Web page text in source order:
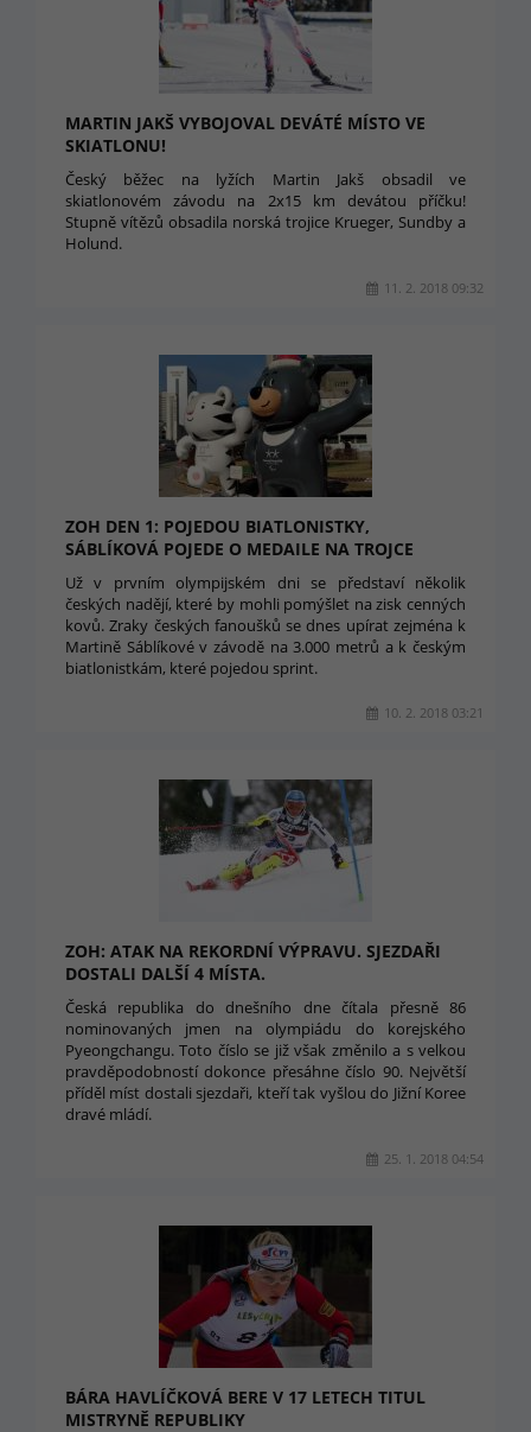
MARTIN JAKŠ VYBOJOVAL DEVÁTÉ MÍSTO VE
SKIATLONU!
Český běžec na lyžích Martin Jakš obsadil ve
skiatlonovém závodu na 2x15 km devátou příčku!
Stupně vítězů obsadila norská trojice Krueger, Sundby a
Holund.
11. 2. 2018 09:32
ZOH DEN 1: POJEDOU BIATLONISTKY,
SÁBLÍKOVÁ POJEDE O MEDAILE NA TROJCE
Už v prvním olympijském dni se představí několik
českých nadějí, které by mohli pomýšlet na zisk cenných
kovů. Zraky českých fanoušků se dnes upírat zejména k
Martině Sáblíkové v závodě na 3.000 metrů a k českým
biatlonistkám, které pojedou sprint.
10. 2. 2018 03:21
ZOH: ATAK NA REKORDNÍ VÝPRAVU. SJEZDAŘI
DOSTALI DALŠÍ 4 MÍSTA.
Česká republika do dnešního dne čítala přesně 86
nominovaných jmen na olympiádu do korejského
Pyeongchangu. Toto číslo se již však změnilo a s velkou
pravděpodobností dokonce přesáhne číslo 90. Největší
příděl míst dostali sjezdaři, kteří tak vyšlou do Jižní Koree
dravé mládí.
25. 1. 2018 04:54
BÁRA HAVLÍČKOVÁ BERE V 17 LETECH TITUL
MISTRYNĚ REPUBLIKY